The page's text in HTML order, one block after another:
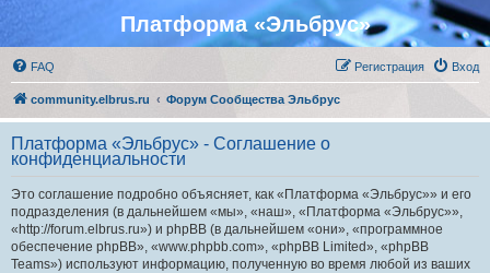
Платформа «Эльбрус»
FAQ Вход
Регистрация
community.elbrus.ru Форум Сообщества Эльбрус
Платформа «Эльбрус» - Соглашение о
конфиденциальности
Это соглашение подробно объясняет, как «Платформа «Эльбрус»» и его
подразделения (в дальнейшем «мы», «наш», «Платформа «Эльбрус»»,
«http://forum.elbrus.ru») и phpBB (в дальнейшем «они», «программное
обеспечение phpBB», «www.phpbb.com», «phpBB Limited», «phpBB
Teams») используют информацию, полученную во время любой из ваших